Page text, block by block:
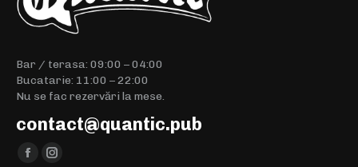
Bar / terasa: 09:00 – 04:00
Bucatarie: 11:00 – 22:00
Nu se fac rezervări la mese.
contact@quantic.pub
Find us on:
FacebookInstagram